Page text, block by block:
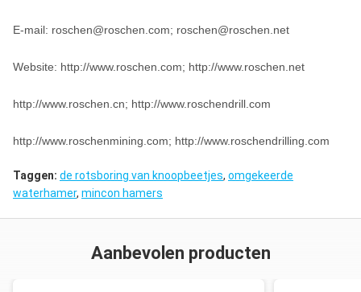
E-mail: roschen@roschen.com; roschen@roschen.net
Website: http://www.roschen.com; http://www.roschen.net
http://www.roschen.cn; http://www.roschendrill.com
http://www.roschenmining.com; http://www.roschendrilling.com
Taggen: de rotsboring van knoopbeetjes, omgekeerde
waterhamer, mincon hamers
Aanbevolen producten